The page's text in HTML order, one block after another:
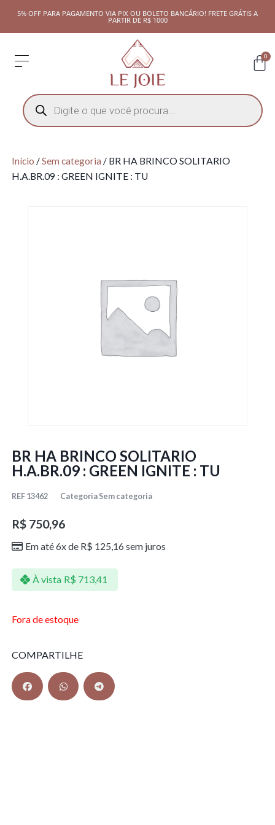
5% OFF PARA PAGAMENTO VIA PIX OU BOLETO BANCÁRIO! FRETE GRÁTIS A
PARTIR DE R$ 1000
0
Início /Sem categoria / BR HA BRINCO SOLITARIO
H.A.BR.09 : GREEN IGNITE : TU
BR HA BRINCO SOLITARIO
H.A.BR.09 : GREEN IGNITE : TU
REF 13462 Categoria Sem categoria
R$750,96
Em até 6x de R$ 125,16 sem juros
À vista R$ 713,41
Fora de estoque
COMPARTILHE